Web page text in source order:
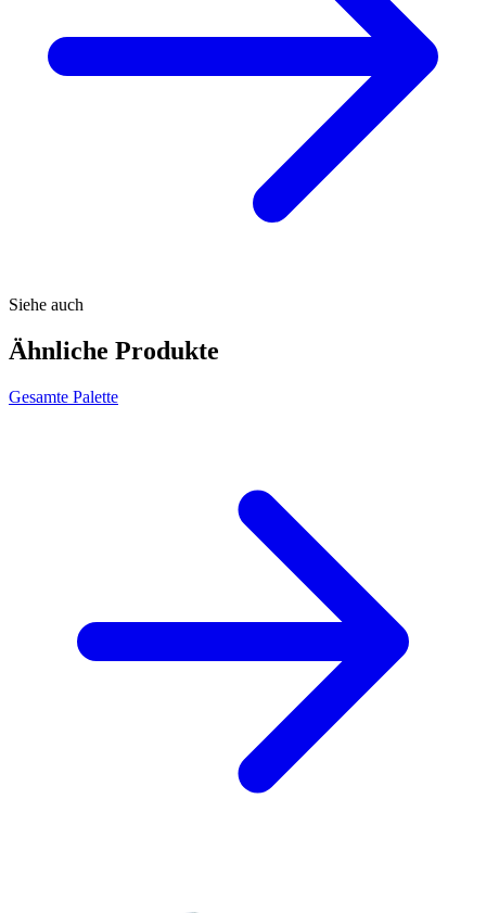
Siehe auch
Ähnliche Produkte
Gesamte Palette